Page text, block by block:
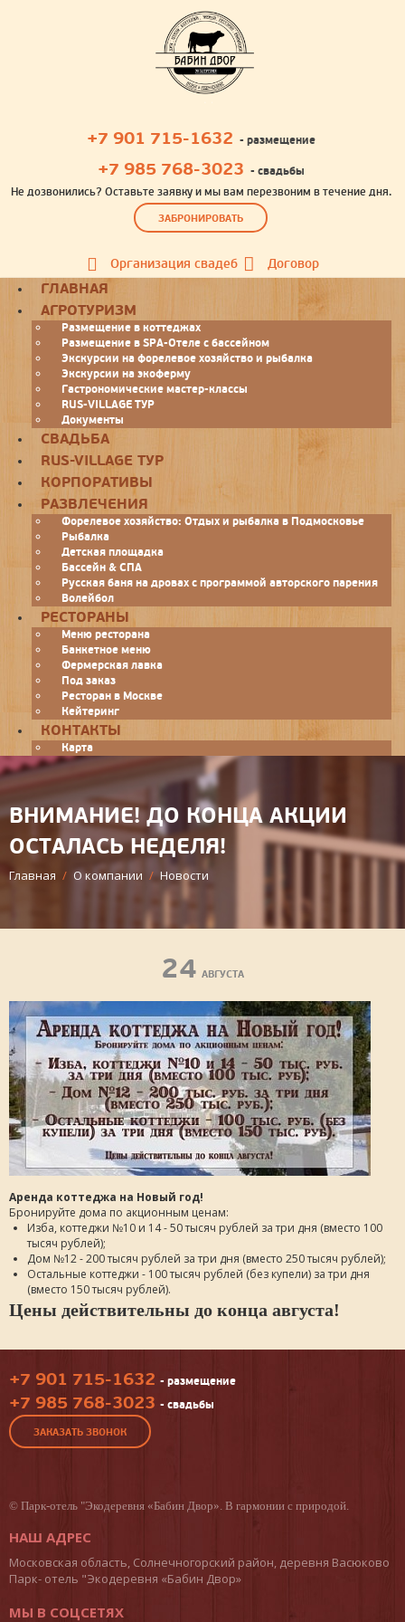
+7 901 715-1632 - размещение
+7 985 768-3023 - свадьбы
Не дозвонились? Оставьте заявку и мы вам перезвоним в течение дня.
ЗАБРОНИРОВАТЬ
Организация свадеб Договор
Toggle
ГЛАВНАЯ
АГРОТУРИЗМ
Размещение в коттеджах
Размещение в SPA-Отеле с бассейном
Экскурсии на форелевое хозяйство и рыбалка
Экскурсии на экоферму
Гастрономические мастер-классы
RUS-VILLAGE ТУР
Документы
СВАДЬБА
RUS-VILLAGE ТУР
КОРПОРАТИВЫ
РАЗВЛЕЧЕНИЯ
Форелевое хозяйство: Отдых и рыбалка в Подмосковье
Рыбалка
Детская площадка
Бассейн & СПА
Русская баня на дровах с программой авторского парения
Волейбол
РЕСТОРАНЫ
Меню ресторана
Банкетное меню
Фермерская лавка
Под заказ
Ресторан в Москве
Кейтеринг
КОНТАКТЫ
Карта
ВНИМАНИЕ! ДО КОНЦА АКЦИИ
ОСТАЛАСЬ НЕДЕЛЯ!
Главная / О компании / Новости
24 АВГУСТА
Аренда коттеджа на Новый год!
Бронируйте дома по акционным ценам:
Изба, коттеджи №10 и 14 - 50 тысяч рублей за три дня (вместо 100
тысяч рублей);
Дом №12 - 200 тысяч рублей за три дня (вместо 250 тысяч рублей);
Остальные коттеджи - 100 тысяч рублей (без купели) за три дня
(вместо 150 тысяч рублей).
Цены действительны до конца августа!
+7 901 715-1632 - размещение
+7 985 768-3023 - свадьбы
ЗАКАЗАТЬ ЗВОНОК
© Парк-отель "Экодеревня «Бабин Двор». В гармонии с природой.
НАШ АДРЕС
Московская область, Солнечногорский район, деревня Васюково
Парк- отель "Экодеревня «Бабин Двор»
МЫ В СОЦСЕТЯХ